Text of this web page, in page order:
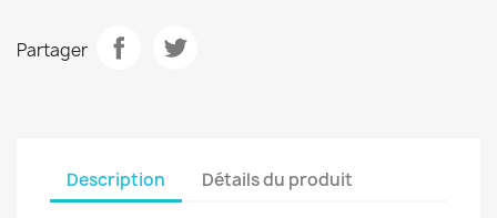
Partager
Description Détails du produit